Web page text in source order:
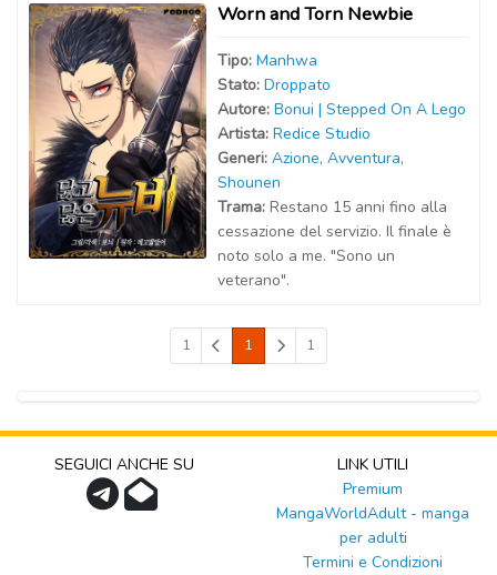
Worn and Torn Newbie
Tipo: Manhwa
Stato: Droppato
Autore: Bonui | Stepped On A Lego
Artista: Redice Studio
Generi: Azione, Avventura,
Shounen
Trama: Restano 15 anni fino alla
cessazione del servizio. Il finale è
noto solo a me. "Sono un
veterano".
1 1 1
SEGUICI ANCHE SU
LINK UTILI
Premium
MangaWorldAdult - manga
per adulti
Termini e Condizioni